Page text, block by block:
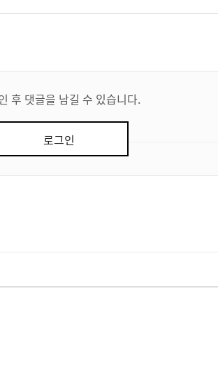
후 댓글을 남길 수 있습니다.
로그인